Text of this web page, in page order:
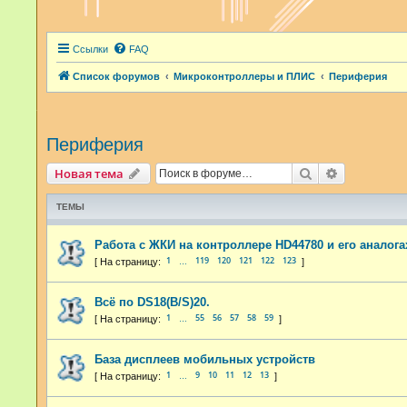
Ссылки FAQ
Список форумов Микроконтроллеры и ПЛИС Периферия
Периферия
Новая тема Поиск
ТЕМЫ
Работа с ЖКИ на контроллере HD44780 и его
1 119 120 121 122 123
Всё по DS18(B/S)20.
1 55 56 57 58 59
База дисплеев мобильных устройств
1 9 10 11 12 13